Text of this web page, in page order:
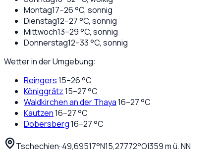
Montag17–26°C, sonnig
Dienstag12–27°C, sonnig
Mittwoch13–29°C, sonnig
Donnerstag12–33°C, sonnig
Wetter in der Umgebung:
Reingers15–26°C
Königgrätz15–27°C
Waldkirchen an der Thaya16–27°C
Kautzen16–27°C
Dobersberg16–27°C
Tschechien··49,69517°N15,27772°O|359m ü. NN